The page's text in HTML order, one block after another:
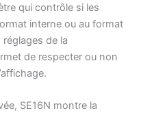
qui contrôle si les
interne ou au format
de la
de respecter ou non
SE16N montre la